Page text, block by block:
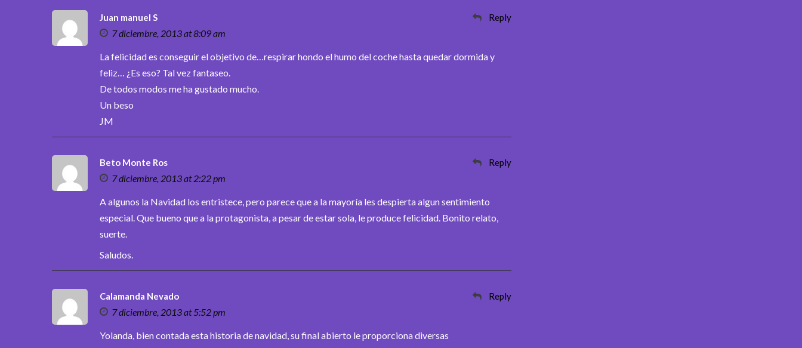
Juan manuel S
7 diciembre, 2013 at 8:09 am
Reply
La felicidad es conseguir el objetivo de…respirar hondo el humo del coche hasta quedar dormida y
feliz… ¿Es eso? Tal vez fantaseo.
De todos modos me ha gustado mucho.
Un beso
JM
Beto Monte Ros
7 diciembre, 2013 at 2:22 pm
Reply
A algunos la Navidad los entristece, pero parece que a la mayoría les despierta algun sentimiento
especial. Que bueno que a la protagonista, a pesar de estar sola, le produce felicidad. Bonito relato,
suerte.
Saludos.
Calamanda Nevado
7 diciembre, 2013 at 5:52 pm
Reply
Yolanda, bien contada esta historia de navidad, su final abierto le proporciona diversas